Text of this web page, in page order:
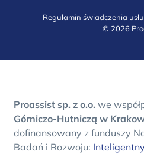
Regulamin świadczenia
© 2026
Proassist sp. z o.o. we
Górniczo-Hutniczą w
dofinansowany z funduszy
Badań i Rozwoju: